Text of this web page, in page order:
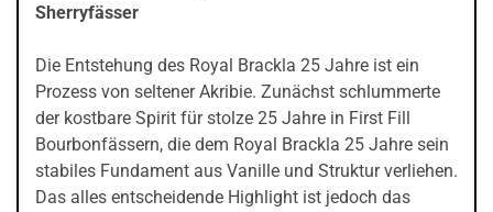
Sherryfässer
Die Entstehung des Royal Brackla 25 Jahre ist ein
Prozess von seltener Akribie. Zunächst schlummerte
der kostbare Spirit für stolze 25 Jahre in First Fill
Bourbonfässern, die dem Royal Brackla 25 Jahre sein
stabiles Fundament aus Vanille und Struktur verliehen.
Das alles entscheidende Highlight ist jedoch das